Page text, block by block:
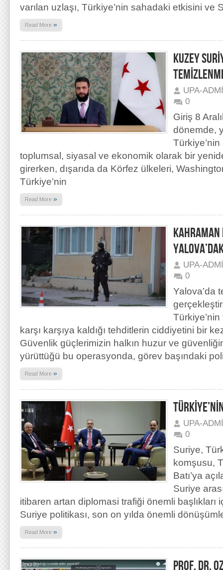
varılan uzlaşı, Türkiye’nin sahadaki etkisini ve
Read More »
KUZEY
UPA-
0
Giriş 8
dönemde,
toplumsal, siyasal ve ekonomik olarak bir
girerken, dışarıda da Körfez ülkeleri,
Türkiye’nin
Read More »
UPA-
0
Yalova’da
karşı karşıya kaldığı tehditlerin ciddiyetini bir
Güvenlik güçlerimizin halkın huzur ve
yürüttüğü bu operasyonda, görev başındaki
Read More »
UPA-
0
Suriye,
komşusu,
Batı’ya
Suriye
itibaren artan diplomasi trafiği önemli başlıkları
Suriye politikası, son on yılda önemli
Read More »
PROF. DR.